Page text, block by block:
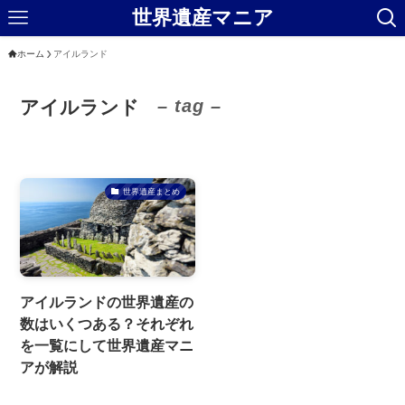
世界遺産マニア
ホーム アイルランド
アイルランド – tag –
世界遺産まとめ
アイルランドの世界遺産の
数はいくつある？それぞれ
を一覧にして世界遺産マニ
アが解説